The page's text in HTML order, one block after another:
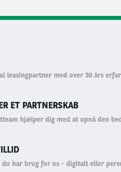
leasingpartner med over 30 års
ET PARTNERSKAB
hjælper dig med at opnå den
du har brug for os - digitalt eller